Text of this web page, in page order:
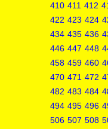
410 411 412
422 423 424
434 435 436
446 447 448
458 459 460
470 471 472
482 483 484
494 495 496
506 507 508